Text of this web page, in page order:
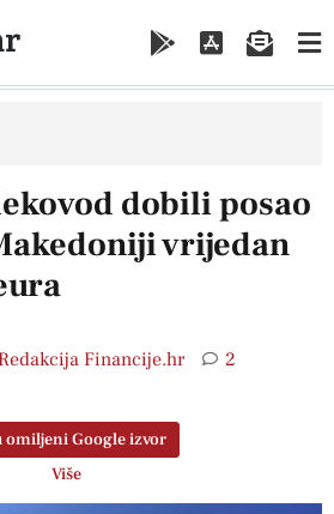
dobili posao
vrijedan
Redakcija Financije.hr 2
omiljeni Google izvor
Više